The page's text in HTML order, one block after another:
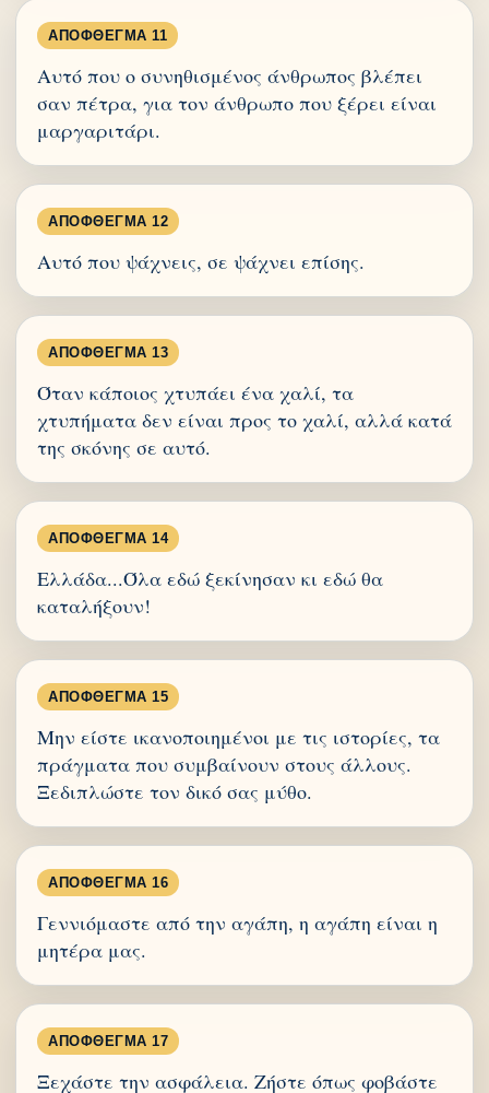
ΑΠΌΦΘΕΓΜΑ 11
Αυτό που ο συνηθισμένος άνθρωπος βλέπει
σαν πέτρα, για τον άνθρωπο που ξέρει είναι
μαργαριτάρι.
ΑΠΌΦΘΕΓΜΑ 12
Αυτό που ψάχνεις, σε ψάχνει επίσης.
ΑΠΌΦΘΕΓΜΑ 13
Όταν κάποιος χτυπάει ένα χαλί, τα
χτυπήματα δεν είναι προς το χαλί, αλλά κατά
της σκόνης σε αυτό.
ΑΠΌΦΘΕΓΜΑ 14
Ελλάδα...Όλα εδώ ξεκίνησαν κι εδώ θα
καταλήξουν!
ΑΠΌΦΘΕΓΜΑ 15
Μην είστε ικανοποιημένοι με τις ιστορίες, τα
πράγματα που συμβαίνουν στους άλλους.
Ξεδιπλώστε τον δικό σας μύθο.
ΑΠΌΦΘΕΓΜΑ 16
Γεννιόμαστε από την αγάπη, η αγάπη είναι η
μητέρα μας.
ΑΠΌΦΘΕΓΜΑ 17
Ξεχάστε την ασφάλεια. Ζήστε όπως φοβάστε